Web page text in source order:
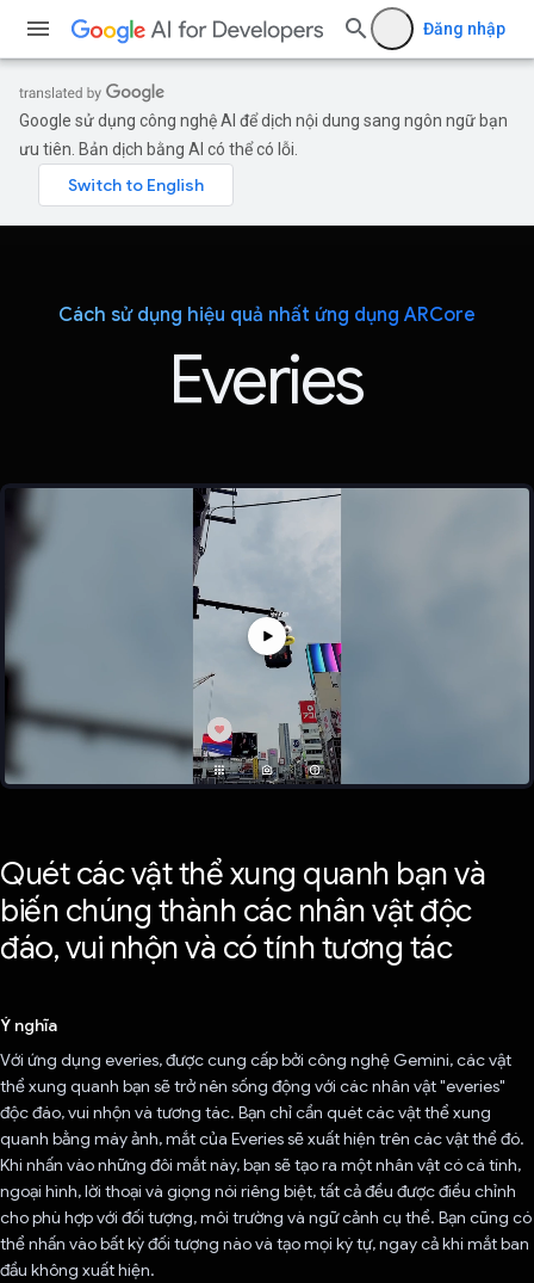
Đăng nhập
Google sử dụng công nghệ AI để dịch nội dung sang ngôn ngữ bạn
ưu tiên. Bản dịch bằng AI có thể có lỗi.
Cách sử dụng hiệu quả nhất ứng dụng ARCore
Everies
Quét các vật thể xung quanh bạn và
biến chúng thành các nhân vật độc
đáo, vui nhộn và có tính tương tác
Ý nghĩa
Với ứng dụng everies, được cung cấp bởi công nghệ Gemini, các vật
thể xung quanh bạn sẽ trở nên sống động với các nhân vật "everies"
độc đáo, vui nhộn và tương tác. Bạn chỉ cần quét các vật thể xung
quanh bằng máy ảnh, mắt của Everies sẽ xuất hiện trên các vật thể đó.
Khi nhấn vào những đôi mắt này, bạn sẽ tạo ra một nhân vật có cá tính,
ngoại hình, lời thoại và giọng nói riêng biệt, tất cả đều được điều chỉnh
cho phù hợp với đối tượng, môi trường và ngữ cảnh cụ thể. Bạn cũng có
thể nhấn vào bất kỳ đối tượng nào và tạo mọi ký tự, ngay cả khi mắt ban
đầu không xuất hiện.